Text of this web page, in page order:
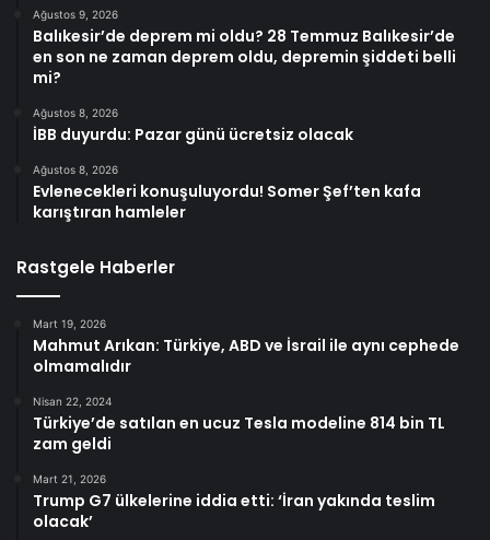
Ağustos 9, 2026
Balıkesir’de deprem mi oldu? 28 Temmuz Balıkesir’de
en son ne zaman deprem oldu, depremin şiddeti belli
mi?
Ağustos 8, 2026
İBB duyurdu: Pazar günü ücretsiz olacak
Ağustos 8, 2026
Evlenecekleri konuşuluyordu! Somer Şef’ten kafa
karıştıran hamleler
Rastgele Haberler
Mart 19, 2026
Mahmut Arıkan: Türkiye, ABD ve İsrail ile aynı cephede
olmamalıdır
Nisan 22, 2024
Türkiye’de satılan en ucuz Tesla modeline 814 bin TL
zam geldi
Mart 21, 2026
Trump G7 ülkelerine iddia etti: ‘İran yakında teslim
olacak’